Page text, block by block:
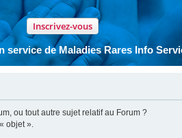
Inscrivez-vous
service de Maladies Rares Info
ou tout autre sujet relatif au Forum ?
objet ».